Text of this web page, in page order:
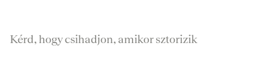
Kérd, hogy csihadjon, amikor sztorizik